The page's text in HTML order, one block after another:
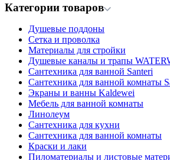
Категории товаров
Душевые поддоны
Сетка и проволка
Материалы для стройки
Душевые каналы и трапы
Сантехника для ванной Santeri
Сантехника для ванной комнаты
Экраны и ванны Kaldewei
Мебель для ванной комнаты
Линолеум
Сантехника для кухни
Сантехника для ванной комнаты
Краски и лаки
Пиломатериалы и листовые